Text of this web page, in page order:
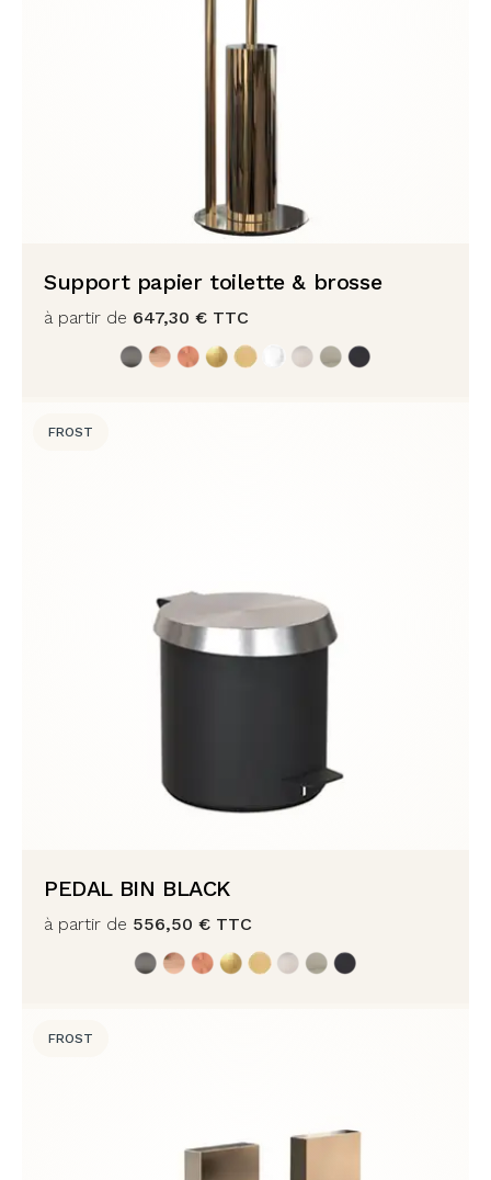
Support papier toilette & brosse
à partir de 647,30 € TTC
FROST
PEDAL BIN BLACK
à partir de 556,50 € TTC
FROST